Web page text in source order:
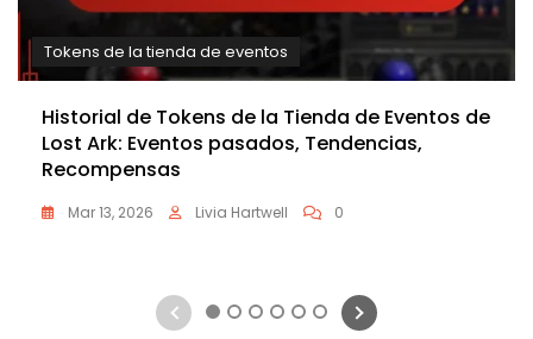
Tokens de la tienda de eventos
Historial de Tokens de la Tienda de Eventos de
Lost Ark: Eventos pasados, Tendencias,
Recompensas
Mar 13, 2026 Livia Hartwell 0
1 2 3 4 5 6